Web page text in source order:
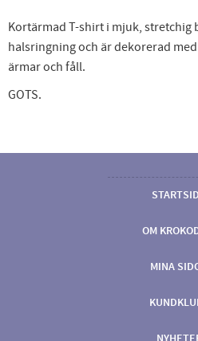
Kortärmad T-shirt i mjuk, stretchig
halsringning och är dekorerad
ärmar och fåll.
GOTS.
OM
MINA